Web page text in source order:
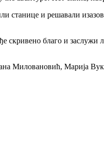
и решавали
скривено благо и
Миловановић, Марија